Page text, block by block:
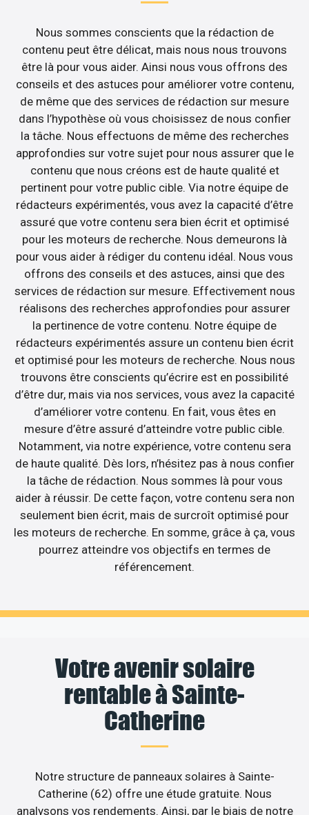
Nous sommes conscients que la rédaction de
contenu peut être délicat, mais nous nous trouvons
être là pour vous aider. Ainsi nous vous offrons des
conseils et des astuces pour améliorer votre contenu,
de même que des services de rédaction sur mesure
dans l’hypothèse où vous choisissez de nous confier
la tâche. Nous effectuons de même des recherches
approfondies sur votre sujet pour nous assurer que le
contenu que nous créons est de haute qualité et
pertinent pour votre public cible. Via notre équipe de
rédacteurs expérimentés, vous avez la capacité d’être
assuré que votre contenu sera bien écrit et optimisé
pour les moteurs de recherche. Nous demeurons là
pour vous aider à rédiger du contenu idéal. Nous vous
offrons des conseils et des astuces, ainsi que des
services de rédaction sur mesure. Effectivement nous
réalisons des recherches approfondies pour assurer
la pertinence de votre contenu. Notre équipe de
rédacteurs expérimentés assure un contenu bien écrit
et optimisé pour les moteurs de recherche. Nous nous
trouvons être conscients qu’écrire est en possibilité
d’être dur, mais via nos services, vous avez la capacité
d’améliorer votre contenu. En fait, vous êtes en
mesure d’être assuré d’atteindre votre public cible.
Notamment, via notre expérience, votre contenu sera
de haute qualité. Dès lors, n’hésitez pas à nous confier
la tâche de rédaction. Nous sommes là pour vous
aider à réussir. De cette façon, votre contenu sera non
seulement bien écrit, mais de surcroît optimisé pour
les moteurs de recherche. En somme, grâce à ça, vous
pourrez atteindre vos objectifs en termes de
référencement.
Votre avenir solaire
rentable à Sainte-
Catherine
Notre structure de panneaux solaires à Sainte-
Catherine (62) offre une étude gratuite. Nous
analysons vos rendements. Ainsi, par le biais de notre